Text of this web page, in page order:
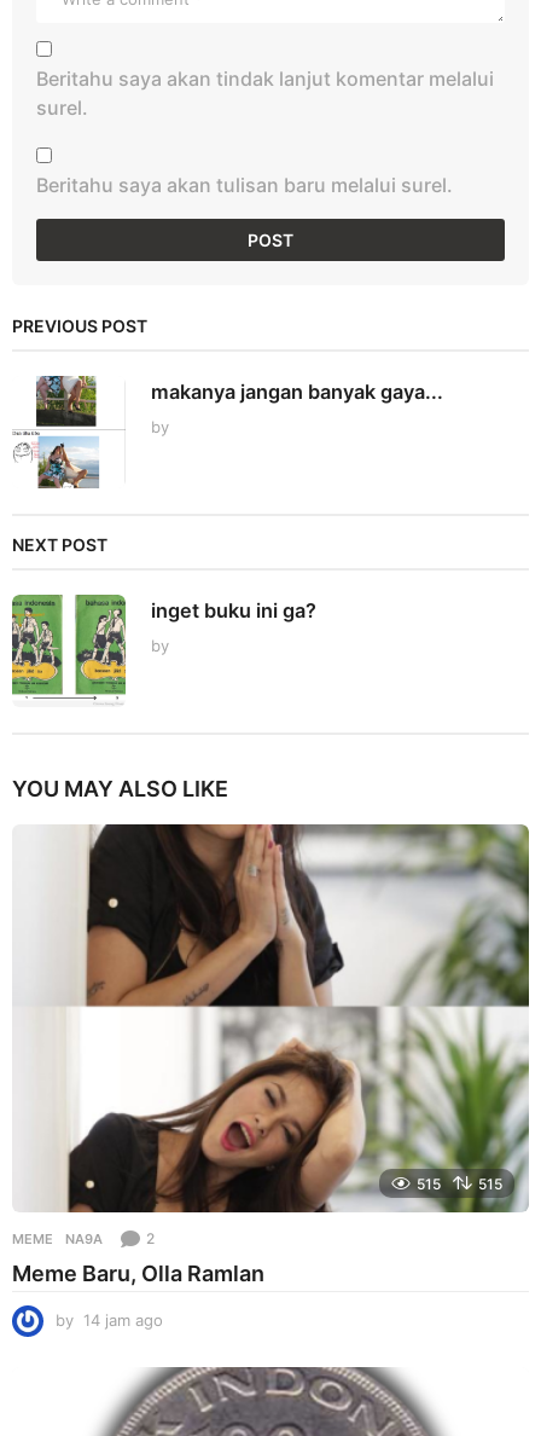
Beritahu saya akan tindak lanjut komentar melalui
surel.
Beritahu saya akan tulisan baru melalui surel.
PREVIOUS POST
makanya jangan banyak gaya...
by
NEXT POST
inget buku ini ga?
by
YOU MAY ALSO LIKE
515 515
MEME NA9A 2
Meme Baru, Olla Ramlan
by 14 jam ago
j
a